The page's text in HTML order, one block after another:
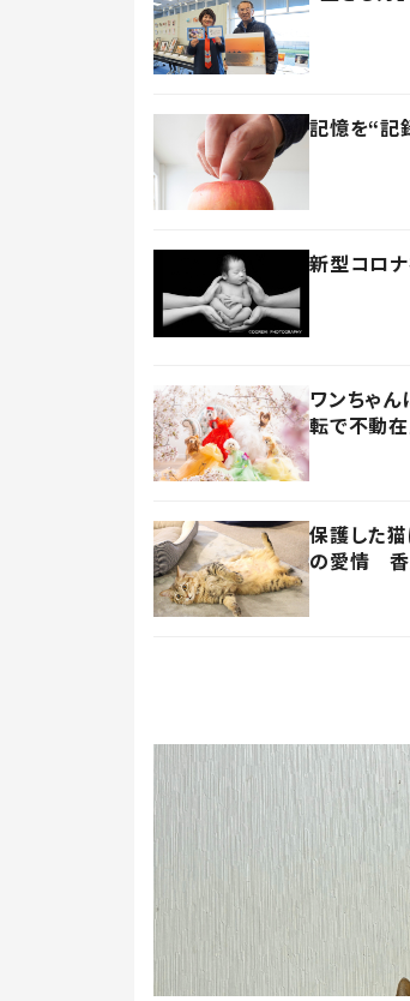
記憶を“記
新型コロ
ワンちゃ
転で不動
保護した
の愛情 香